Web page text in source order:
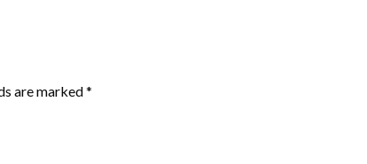
are marked*